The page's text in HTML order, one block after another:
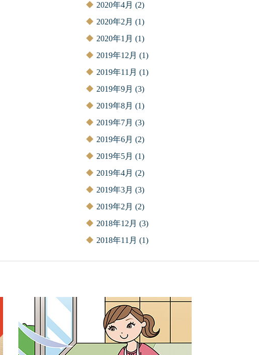
2020年4月 (2)
2020年2月 (1)
2020年1月 (1)
2019年12月 (1)
2019年11月 (1)
2019年9月 (3)
2019年8月 (1)
2019年7月 (3)
2019年6月 (2)
2019年5月 (1)
2019年4月 (2)
2019年3月 (3)
2019年2月 (2)
2018年12月 (3)
2018年11月 (1)